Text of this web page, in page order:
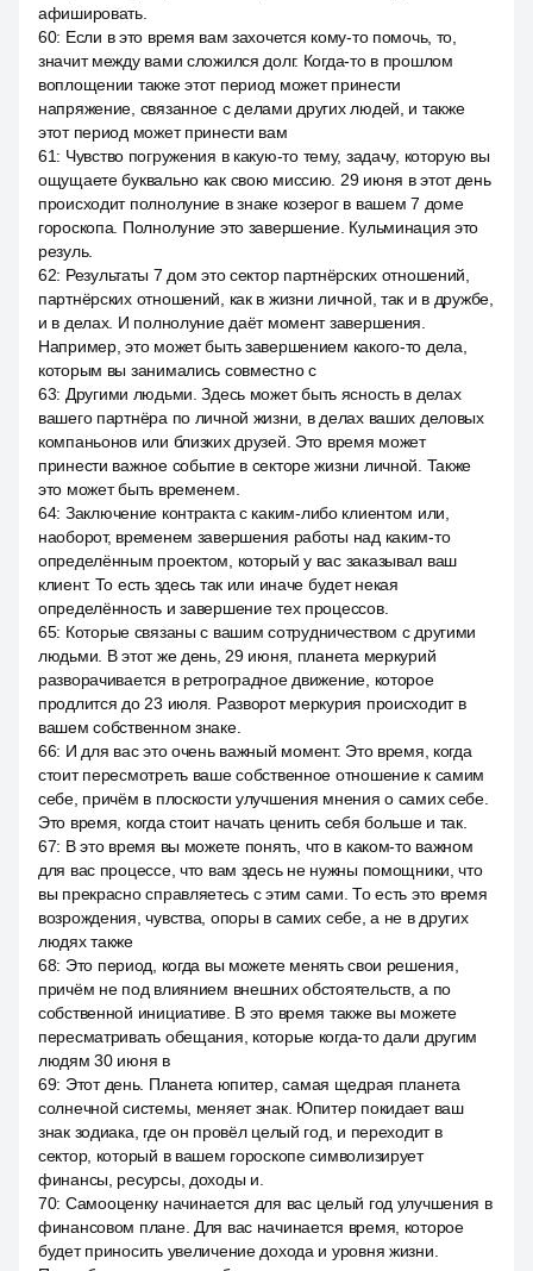
афишировать.
60: Если в это время вам захочется кому-то помочь, то,
значит между вами сложился долг. Когда-то в прошлом
воплощении также этот период может принести
напряжение, связанное с делами других людей, и также
этот период может принести вам
61: Чувство погружения в какую-то тему, задачу, которую вы
ощущаете буквально как свою миссию. 29 июня в этот день
происходит полнолуние в знаке козерог в вашем 7 доме
гороскопа. Полнолуние это завершение. Кульминация это
резуль.
62: Результаты 7 дом это сектор партнёрских отношений,
партнёрских отношений, как в жизни личной, так и в дружбе,
и в делах. И полнолуние даёт момент завершения.
Например, это может быть завершением какого-то дела,
которым вы занимались совместно с
63: Другими людьми. Здесь может быть ясность в делах
вашего партнёра по личной жизни, в делах ваших деловых
компаньонов или близких друзей. Это время может
принести важное событие в секторе жизни личной. Также
это может быть временем.
64: Заключение контракта с каким-либо клиентом или,
наоборот, временем завершения работы над каким-то
определённым проектом, который у вас заказывал ваш
клиент. То есть здесь так или иначе будет некая
определённость и завершение тех процессов.
65: Которые связаны с вашим сотрудничеством с другими
людьми. В этот же день, 29 июня, планета меркурий
разворачивается в ретроградное движение, которое
продлится до 23 июля. Разворот меркурия происходит в
вашем собственном знаке.
66: И для вас это очень важный момент. Это время, когда
стоит пересмотреть ваше собственное отношение к самим
себе, причём в плоскости улучшения мнения о самих себе.
Это время, когда стоит начать ценить себя больше и так.
67: В это время вы можете понять, что в каком-то важном
для вас процессе, что вам здесь не нужны помощники, что
вы прекрасно справляетесь с этим сами. То есть это время
возрождения, чувства, опоры в самих себе, а не в других
людях также
68: Это период, когда вы можете менять свои решения,
причём не под влиянием внешних обстоятельств, а по
собственной инициативе. В это время также вы можете
пересматривать обещания, которые когда-то дали другим
людям 30 июня в
69: Этот день. Планета юпитер, самая щедрая планета
солнечной системы, меняет знак. Юпитер покидает ваш
знак зодиака, где он провёл целый год, и переходит в
сектор, который в вашем гороскопе символизирует
финансы, ресурсы, доходы и.
70: Самооценку начинается для вас целый год улучшения в
финансовом плане. Для вас начинается время, которое
будет приносить увеличение дохода и уровня жизни.